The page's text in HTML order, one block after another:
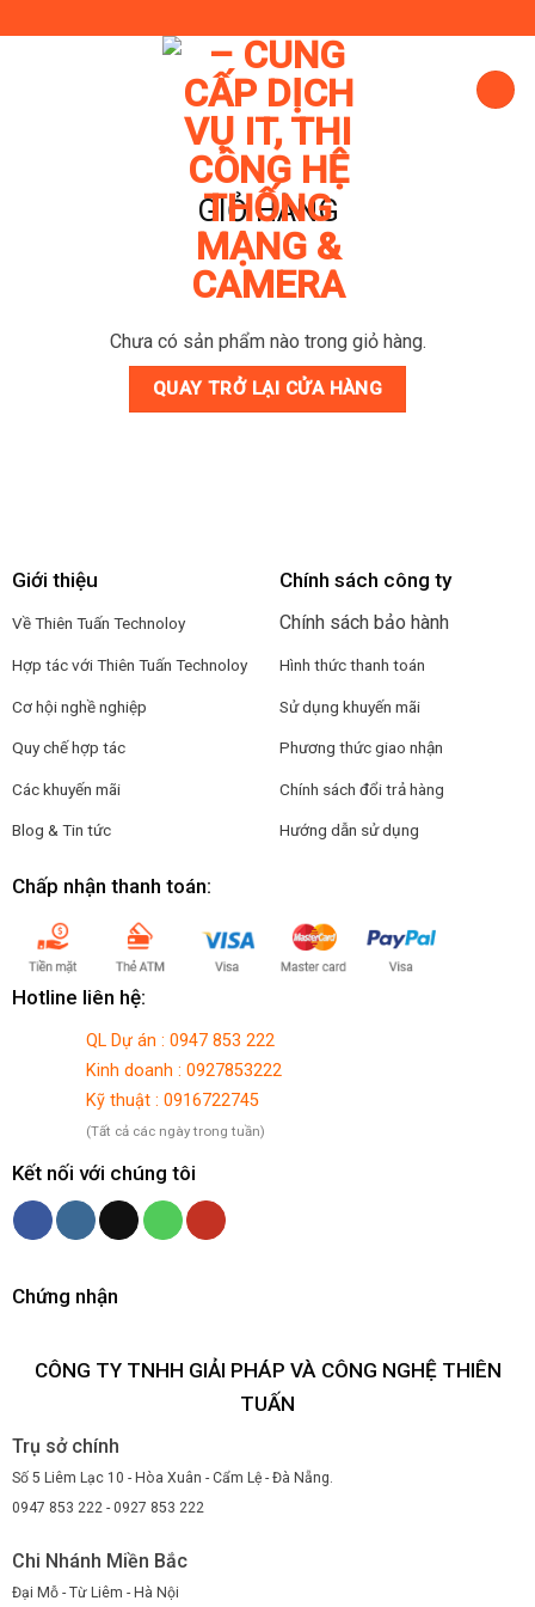
to
GIỎ HÀNG
Chưa có sản phẩm nào trong giỏ hàng.
QUAY TRỞ LẠI CỬA HÀNG
Giới thiệu
Về Thiên Tuấn Technoloy
Hợp tác với Thiên Tuấn Technoloy
Cơ hội nghề nghiệp
Quy chế hợp tác
Các khuyến mãi
Blog & Tin tức
Chính sách công ty
Chính sách bảo hành
Hình thức thanh toán
Sử dụng khuyến mãi
Phương thức giao nhận
Chính sách đổi trả hàng
Hướng dẫn sử dụng
Chấp nhận thanh toán:
Hotline liên hệ:
QL Dự án : 0947 853 222
Kinh doanh : 0927853222
Kỹ thuật : 0916722745
(Tất cả các ngày trong tuần)
Kết nối với chúng tôi
Chứng nhận
CÔNG TY TNHH GIẢI PHÁP VÀ CÔNG NGHỆ THIÊN
TUẤN
Trụ sở chính
Số 5 Liêm Lạc 10 - Hòa Xuân - Cẩm Lệ - Đà Nẵng.
0947 853 222 - 0927 853 222
Chi Nhánh Miền Bắc
Đại Mỗ - Từ Liêm - Hà Nội